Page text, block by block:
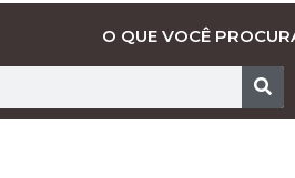
O QUE VOCÊ